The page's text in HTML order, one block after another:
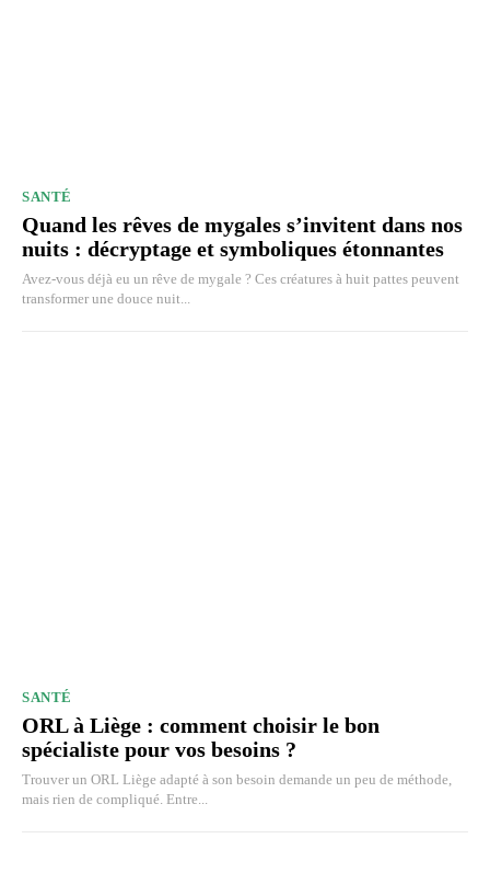
SANTÉ
Quand les rêves de mygales s’invitent dans nos
nuits : décryptage et symboliques étonnantes
Avez-vous déjà eu un rêve de mygale ? Ces créatures à huit pattes peuvent
transformer une douce nuit...
SANTÉ
ORL à Liège : comment choisir le bon
spécialiste pour vos besoins ?
Trouver un ORL Liège adapté à son besoin demande un peu de méthode,
mais rien de compliqué. Entre...